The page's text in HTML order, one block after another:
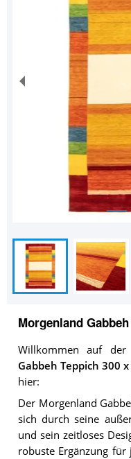
Morgenland
Willkommen auf der
Gabbeh Teppich 300
hier:
Der Morgenland
sich durch seine
und sein zeitloses
robuste Ergänzung für